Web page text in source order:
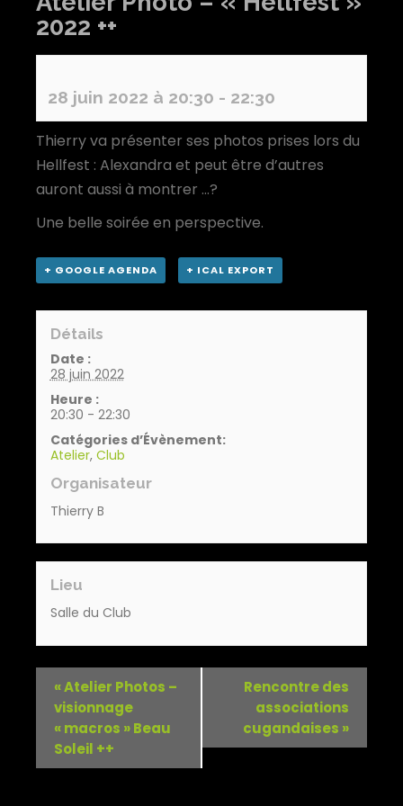
2022 ++
28 juin 2022 à 20:30 - 22:30
Thierry va présenter ses photos prises lors du
Hellfest : Alexandra et peut être d’autres
auront aussi à montrer …?
Une belle soirée en perspective.
+ GOOGLE AGENDA + ICAL EXPORT
Détails
Date :
28 juin 2022
Heure :
20:30 - 22:30
Catégories d’Évènement:
Atelier, Club
Organisateur
Thierry B
Lieu
Salle du Club
«Atelier Photos –
visionnage
« macros » Beau
Soleil ++
Rencontre des
associations
cugandaises »